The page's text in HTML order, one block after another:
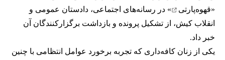
«قهوه‌پارتی
» در رسانه‌های اجتماعی، دادستان عمومی و
انقلاب کیش، از تشکیل پرونده و بازداشت برگزارکنندگان آن
خبر داد.
یکی از زنان کافه‌داری که تجربه برخورد عوامل انتظامی با چنین